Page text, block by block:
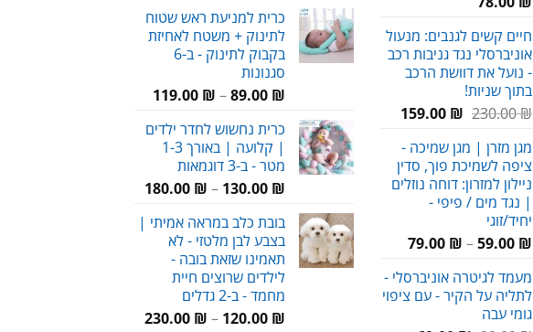
חיים קשים לגנבים: מנעול
אוניברסלי נגד גניבות רכב
- נועל את דוושת הרכב
בתוך שניות!
230.00₪
המחיר
היה:
230.00 ₪.
159.00 ₪
המחיר
הוא:
159.00 ₪.
מגן מזרן | מגן שמיכה -
ציפה לשמיכת פוך, סדין
ניילון למזרון: דוחה נוזלים
| נגד מים / פיפי -
יחיד/זוגי
59.00 ₪
–
79.00 ₪
טווח
עד
מעמד לגיטרה אוניברסלי -
לתליה על הקיר - עם ציפוי
גומי עבה
היה:
90.00 ₪.
הוא:
79.00 ₪.
כרית למניעת ראש שטוח
לתינוק + משטח לאחיזת
בקבוק לתינוק - ב-6
סגנונות
89.00 ₪
–
119.00 ₪
כרית נחשוש לחדר ילדים
| קלועה | באורך 1-3
מטר - ב-3 דוגמאות
130.00 ₪
–
180.00 ₪
בובת כלב במראה אמיתי |
בצבע לבן מלטזי - לא
תאמינו שזאת בובה -
לילדים שרוצים חיית
מחמד - ב-2 גדלים
120.00 ₪
–
230.00 ₪
טווח